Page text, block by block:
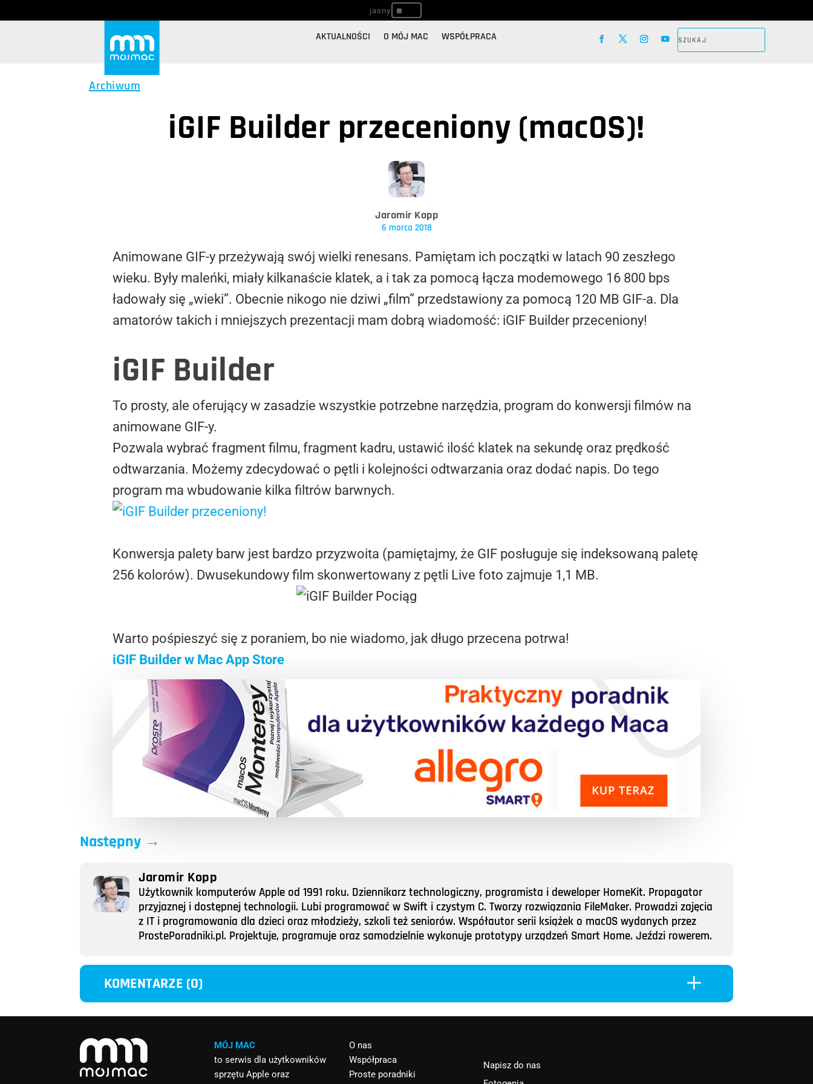
^
AKTUALNOŚCI O MÓJ MAC WSPÓŁPRACA
Archiwum
iGIF Builder przeceniony (macOS)!
Jaromir Kopp
6 marca 2018
Animowane GIF-y przeżywają swój wielki renesans. Pamiętam ich początki w latach 90 zeszłego
wieku. Były maleńki, miały kilkanaście klatek, a i tak za pomocą łącza modemowego 16 800 bps
ładowały się „wieki”. Obecnie nikogo nie dziwi „film” przedstawiony za pomocą 120 MB GIF-a. Dla
amatorów takich i mniejszych prezentacji mam dobrą wiadomość: iGIF Builder przeceniony!
iGIF Builder
To prosty, ale oferujący w zasadzie wszystkie potrzebne narzędzia, program do konwersji filmów na
animowane GIF-y.
Pozwala wybrać fragment filmu, fragment kadru, ustawić ilość klatek na sekundę oraz prędkość
odtwarzania. Możemy zdecydować o pętli i kolejności odtwarzania oraz dodać napis. Do tego
program ma wbudowanie kilka filtrów barwnych.
Konwersja palety barw jest bardzo przyzwoita (pamiętajmy, że GIF posługuje się indeksowaną paletę
256 kolorów). Dwusekundowy film skonwertowany z pętli Live foto zajmuje 1,1 MB.
Warto pośpieszyć się z poraniem, bo nie wiadomo, jak długo przecena potrwa!
iGIF Builder w Mac App Store
Następny →
Jaromir Kopp
Użytkownik komputerów Apple od 1991 roku. Dziennikarz technologiczny, programista i deweloper HomeKit. Propagator
przyjaznej i dostępnej technologii. Lubi programować w Swift i czystym C. Tworzy rozwiązania FileMaker. Prowadzi zajęcia
z IT i programowania dla dzieci oraz młodzieży, szkoli też seniorów. Współautor serii książek o macOS wydanych przez
ProstePoradniki.pl. Projektuje, programuje oraz samodzielnie wykonuje prototypy urządzeń Smart Home. Jeździ rowerem.
KOMENTARZE (0) L
MÓJ MAC
to serwis dla użytkowników
sprzętu Apple oraz
O nas
Współpraca
Proste poradniki
Napisz do nas